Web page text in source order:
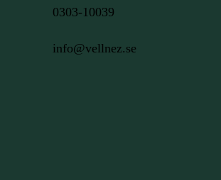
0303-10039
info@vellnez.se